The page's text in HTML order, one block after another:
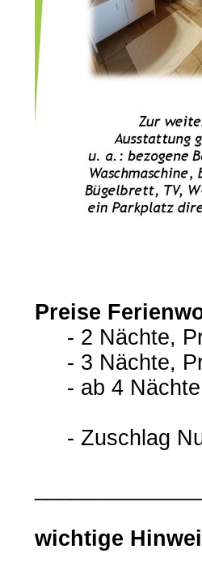
Preise
- 2 Nächte,
- 3 Nächte,
- ab 4 Nächte,
- Zuschlag
wichtige